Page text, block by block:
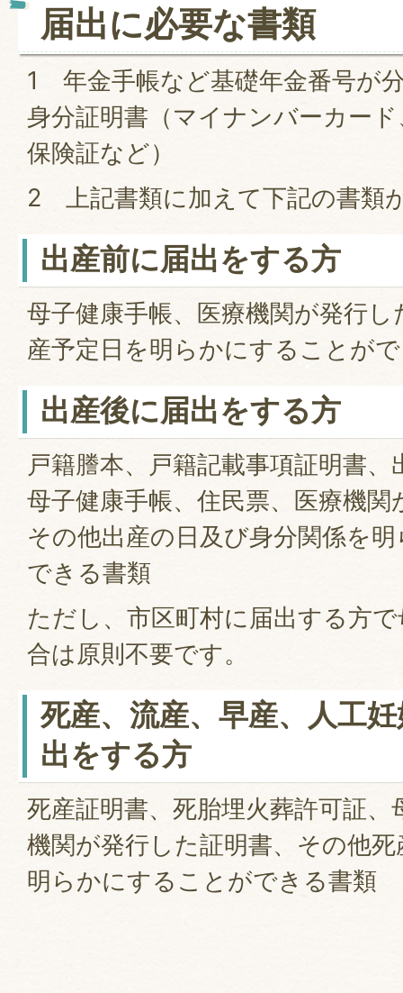
届出に必要な書類
1 年金手帳など基礎年金番号が
身分証明書（マイナンバーカー
保険証など）
2 上記書類に加えて下記の書類
出産前に届出をする方
母子健康手帳、医療機関が発行
産予定日を明らかにすることが
出産後に届出をする方
戸籍謄本、戸籍記載事項証明書
母子健康手帳、住民票、医療機
その他出産の日及び身分関係を
できる書類
ただし、市区町村に届出する方
合は原則不要です。
死産、流産、早産、人工
出をする方
死産証明書、死胎埋火葬許可証、
機関が発行した証明書、その他
明らかにすることができる書類